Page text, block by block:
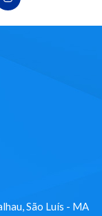
São Luís - MA